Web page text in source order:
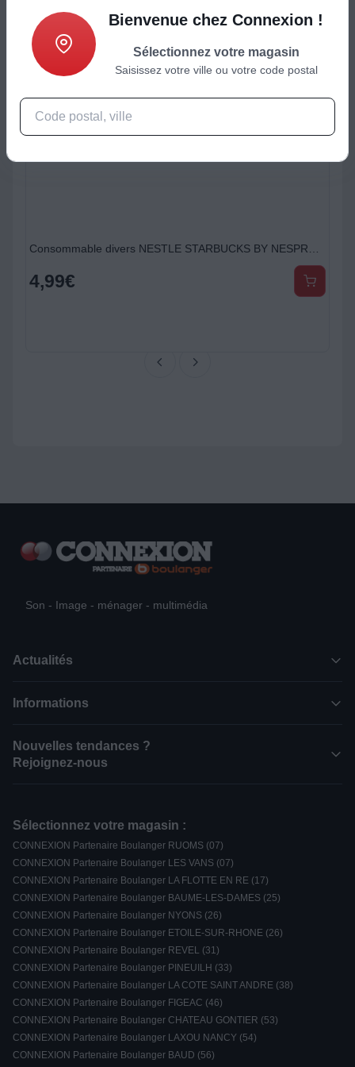
4,99€
Son - Image - ménager - multimédia
Actualités
Informations
Nouvelles tendances ?
Rejoignez-nous
Sélectionnez votre magasin :
CONNEXION Partenaire Boulanger RUOMS (07)
CONNEXION Partenaire Boulanger LES VANS (07)
CONNEXION Partenaire Boulanger LA FLOTTE EN RE (17)
CONNEXION Partenaire Boulanger BAUME-LES-DAMES (25)
CONNEXION Partenaire Boulanger NYONS (26)
CONNEXION Partenaire Boulanger ETOILE-SUR-RHONE (26)
CONNEXION Partenaire Boulanger REVEL (31)
CONNEXION Partenaire Boulanger PINEUILH (33)
CONNEXION Partenaire Boulanger LA COTE SAINT ANDRE (38)
CONNEXION Partenaire Boulanger FIGEAC (46)
CONNEXION Partenaire Boulanger CHATEAU GONTIER (53)
CONNEXION Partenaire Boulanger LAXOU NANCY (54)
CONNEXION Partenaire Boulanger BAUD (56)
Bienvenue chez Connexion !
Sélectionnez votre magasin
Saisissez votre ville ou votre code postal